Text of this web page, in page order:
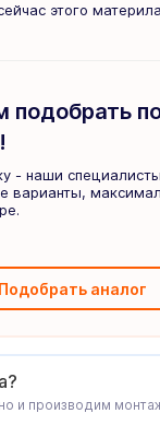
этого
- наши
варианты,
Подобрать аналог
и производим